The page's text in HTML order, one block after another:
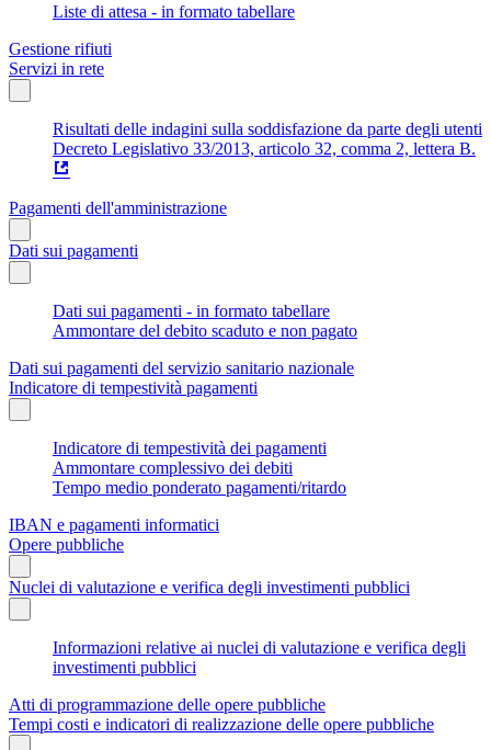
Liste di attesa - in formato tabellare
Gestione rifiuti
Servizi in rete
Risultati delle indagini sulla soddisfazione da parte degli utenti
Decreto Legislativo 33/2013, articolo 32, comma 2, lettera B.
Pagamenti dell'amministrazione
Dati sui pagamenti
Dati sui pagamenti - in formato tabellare
Ammontare del debito scaduto e non pagato
Dati sui pagamenti del servizio sanitario nazionale
Indicatore di tempestività pagamenti
Indicatore di tempestività dei pagamenti
Ammontare complessivo dei debiti
Tempo medio ponderato pagamenti/ritardo
IBAN e pagamenti informatici
Opere pubbliche
Nuclei di valutazione e verifica degli investimenti pubblici
Informazioni relative ai nuclei di valutazione e verifica degli
investimenti pubblici
Atti di programmazione delle opere pubbliche
Tempi costi e indicatori di realizzazione delle opere pubbliche